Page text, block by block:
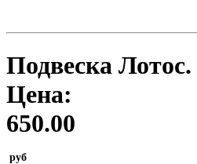
Подвеска Лотос.
Цена:
650.00
руб